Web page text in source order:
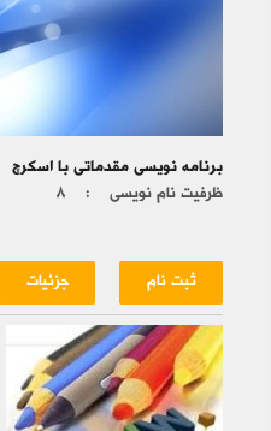
برنامه نویسی مقدماتی با اسکرچ
ظرفیت نام نویسی : ۸
ثبت نام جزئیات